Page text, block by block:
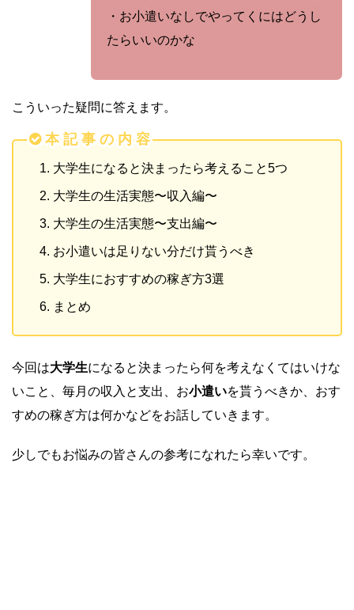
・お小遣いなしでやってくにはどうし
たらいいのかな
こういった疑問に答えます。
本 記 事 の 内 容
大学生になると決まったら考えること5つ
大学生の生活実態〜収入編〜
大学生の生活実態〜支出編〜
お小遣いは足りない分だけ貰うべき
大学生におすすめの稼ぎ方3選
まとめ
今回は大学生になると決まったら何を考えなくてはいけな
いこと、毎月の収入と支出、お小遣いを貰うべきか、おす
すめの稼ぎ方は何かなどをお話していきます。
少しでもお悩みの皆さんの参考になれたら幸いです。